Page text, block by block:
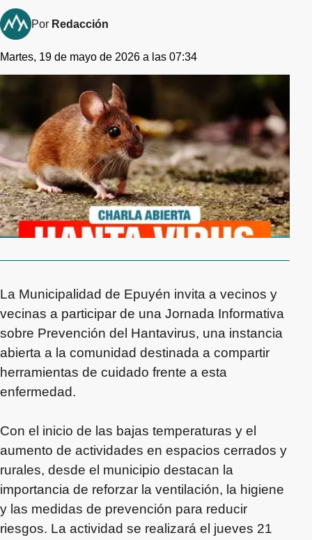
Por Redacción
Martes, 19 de mayo de 2026 a las 07:34
La Municipalidad de Epuyén invita a vecinos y
vecinas a participar de una Jornada Informativa
sobre Prevención del Hantavirus, una instancia
abierta a la comunidad destinada a compartir
herramientas de cuidado frente a esta
enfermedad.
Con el inicio de las bajas temperaturas y el
aumento de actividades en espacios cerrados y
rurales, desde el municipio destacan la
importancia de reforzar la ventilación, la higiene
y las medidas de prevención para reducir
riesgos. La actividad se realizará el jueves 21